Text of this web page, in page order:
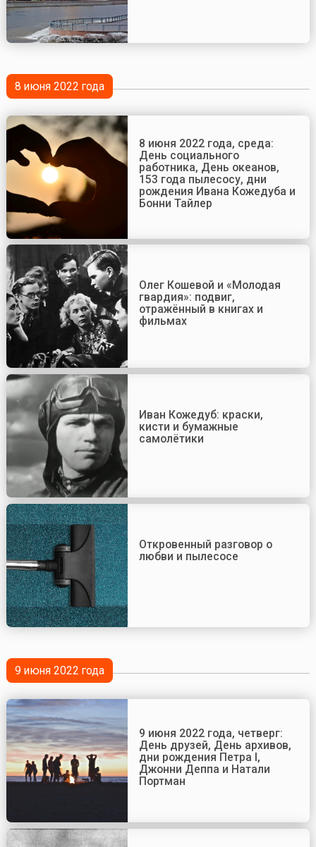
8 июня 2022 года
8 июня 2022 года, среда:
День социального
работника, День океанов,
153 года пылесосу, дни
рождения Ивана Кожедуба и
Бонни Тайлер
Олег Кошевой и «Молодая
гвардия»: подвиг,
отражённый в книгах и
фильмах
Иван Кожедуб: краски,
кисти и бумажные
самолётики
Откровенный разговор о
любви и пылесосе
9 июня 2022 года
9 июня 2022 года, четверг:
День друзей, День архивов,
дни рождения Петра I,
Джонни Деппа и Натали
Портман